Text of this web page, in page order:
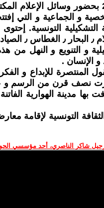
تم افتتاح فعاليات المعرض الشخصي للفنان التشكيلي الهادي بن نصيرة "
و التنويع و النهل من
و الإنسان .
للإبداع و
نصف قرن من الرسم و
بها مدينة الهوارية
التونسية
شاكر الناصري، أحد مؤسسي